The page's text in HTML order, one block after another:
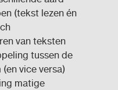
(tekst lezen én
van teksten
tussen de
vice versa)
matige